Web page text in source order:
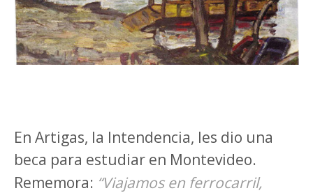
En Artigas, la Intendencia, les dio una
beca para estudiar en Montevideo.
Rememora: “Viajamos en ferrocarril,